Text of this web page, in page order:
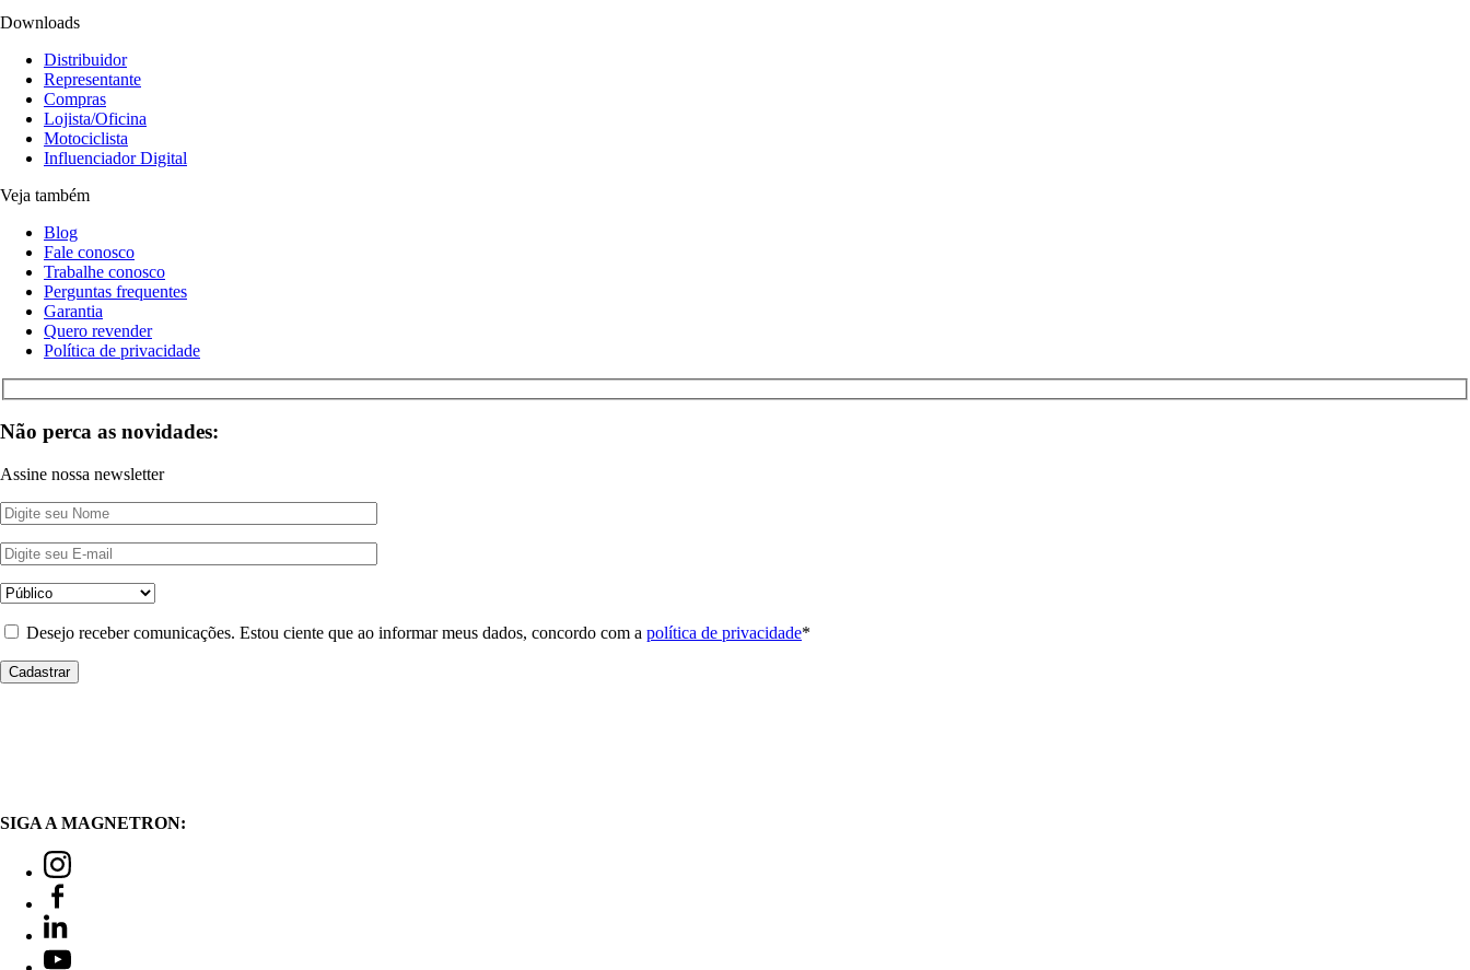
Downloads
Distribuidor
Representante
Compras
Lojista/Oficina
Motociclista
Influenciador Digital
Veja também
Blog
Fale conosco
Trabalhe conosco
Perguntas frequentes
Garantia
Quero revender
Política de privacidade
Não perca as novidades:
Assine nossa newsletter
Desejo receber comunicações. Estou ciente que ao informar meus dados, concordo com a política de privacidade*
SIGA A MAGNETRON: